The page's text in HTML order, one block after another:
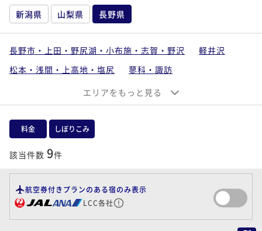
新潟県 山梨県 長野県
長野市・上田・野尻湖・小布施・志賀・野沢
軽井沢
松本・浅間・上高地・塩尻
蓼科・諏訪
白馬・大町・安曇野
昼神・飯田・下伊那
エリアをもっと見る
料金 しぼりこみ
該当件数 9件
航空券付きプランのある宿のみ表示
LCC各社